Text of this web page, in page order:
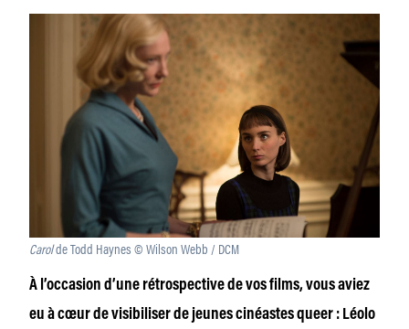
Carolde Todd Haynes © Wilson Webb / DCM
À l’occasion d’une rétrospective de vos films, vous aviez
eu à cœur de visibiliser de jeunes cinéastes queer : Léolo